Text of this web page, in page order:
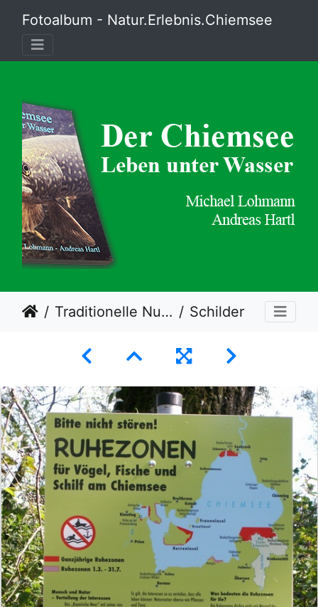
Fotoalbum - Natur.Erlebnis.Chiemsee
Traditionelle Nutzung und neue Bedürfnisse Schilder